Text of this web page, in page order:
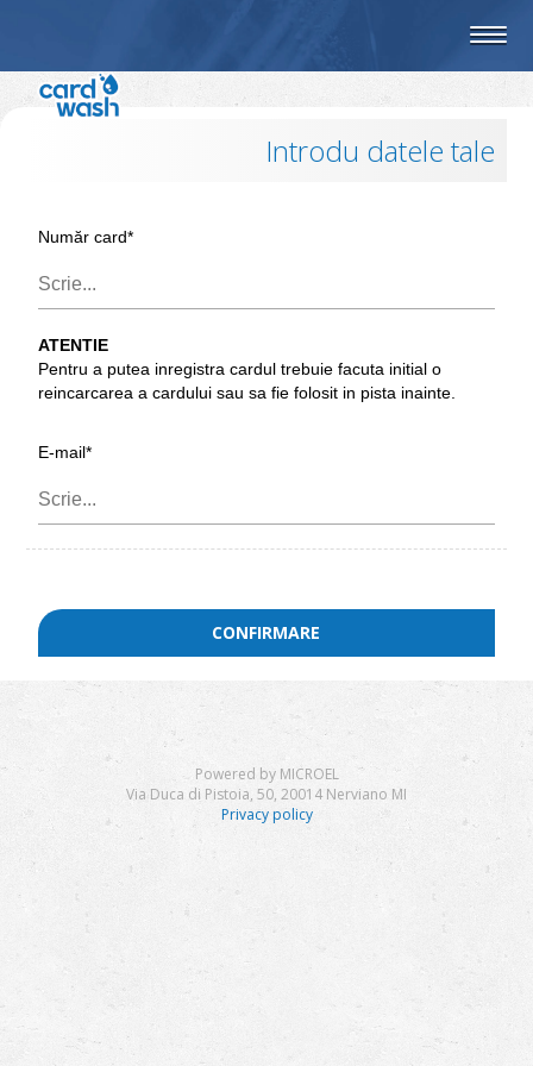
Introdu datele tale
Număr card*
ATENTIE
Pentru a putea inregistra cardul trebuie facuta initial o
reincarcarea a cardului sau sa fie folosit in pista inainte.
E-mail*
CONFIRMARE
Powered by MICROEL
Via Duca di Pistoia, 50, 20014 Nerviano MI
Privacy policy